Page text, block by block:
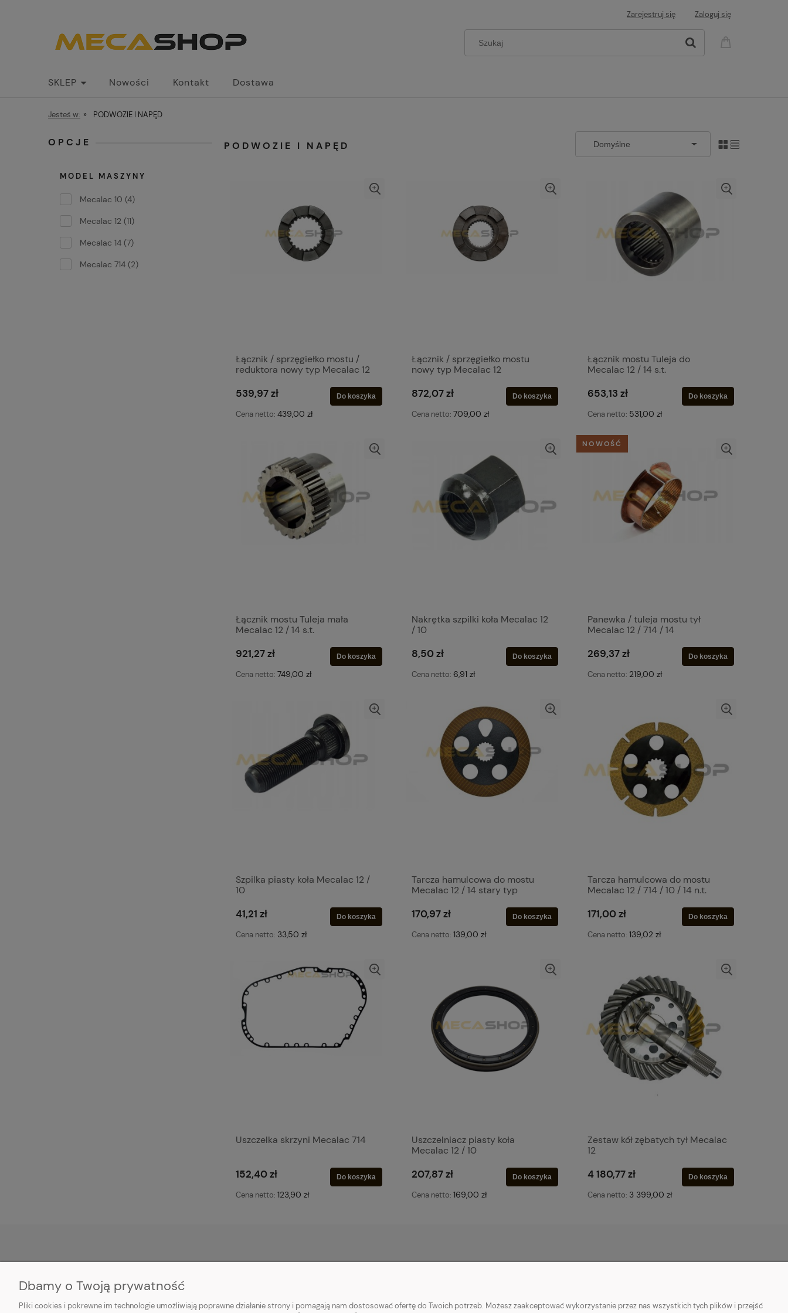
Zarejestruj się Zaloguj się
SKLEP Nowości Kontakt Dostawa
Jesteś w: » PODWOZIE I NAPĘD
OPCJE
MODEL MASZYNY
Mecalac 10 (4)
Mecalac 12 (11)
Mecalac 14 (7)
Mecalac 714 (2)
PODWOZIE I NAPĘD
Łącznik / sprzęgiełko mostu /
reduktora nowy typ Mecalac 12
539,97 zł
Cena netto: 439,00 zł
Do koszyka
Łącznik / sprzęgiełko mostu
nowy typ Mecalac 12
872,07 zł
Cena netto: 709,00 zł
Do koszyka
Łącznik mostu Tuleja do
Mecalac 12 / 14 s.t.
653,13 zł
Cena netto: 531,00 zł
Do koszyka
Łącznik mostu Tuleja mała
Mecalac 12 / 14 s.t.
921,27 zł
Cena netto: 749,00 zł
Do koszyka
Nakrętka szpilki koła Mecalac 12
/ 10
8,50 zł
Cena netto: 6,91 zł
Do koszyka
Panewka / tuleja mostu tył
Mecalac 12 / 714 / 14
269,37 zł
Cena netto: 219,00 zł
Do koszyka
NOWOŚĆ
Szpilka piasty koła Mecalac 12 /
10
41,21 zł
Cena netto: 33,50 zł
Do koszyka
Tarcza hamulcowa do mostu
Mecalac 12 / 14 stary typ
170,97 zł
Cena netto: 139,00 zł
Do koszyka
Tarcza hamulcowa do mostu
Mecalac 12 / 714 / 10 / 14 n.t.
171,00 zł
Cena netto: 139,02 zł
Do koszyka
Uszczelka skrzyni Mecalac 714
152,40 zł
Cena netto: 123,90 zł
Do koszyka
Uszczelniacz piasty koła
Mecalac 12 / 10
207,87 zł
Cena netto: 169,00 zł
Do koszyka
Zestaw kół zębatych tył Mecalac
12
4 180,77 zł
Cena netto: 3 399,00 zł
Do koszyka
Twoje zamówienia
Ustawienia konta
Dostawa
Pytania i odpowiedzi
Pliki Cookie
Allegro
Dbamy o Twoją prywatność
Pliki cookies i pokrewne im technologie umożliwiają poprawne działanie strony i pomagają nam dostosować ofertę do Twoich potrzeb. Możesz zaakceptować wykorzystanie przez nas wszystkich tych plików i przejść